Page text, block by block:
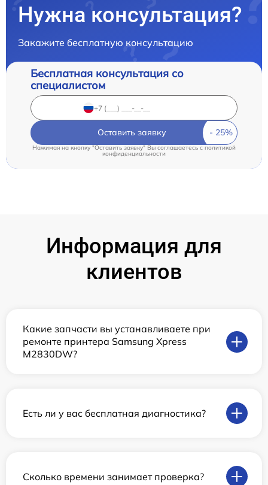
Нужна консультация?
Закажите бесплатную консультацию
Бесплатная консультация со
специалистом
Оставить заявку
Нажимая на кнопку "Оставить заявку" Вы соглашаетесь c политикой
конфиденциальности
Информация для
клиентов
Какие запчасти вы устанавливаете при
ремонте принтера Samsung Xpress
M2830DW?
Есть ли у вас бесплатная диагностика?
Сколько времени занимает проверка?